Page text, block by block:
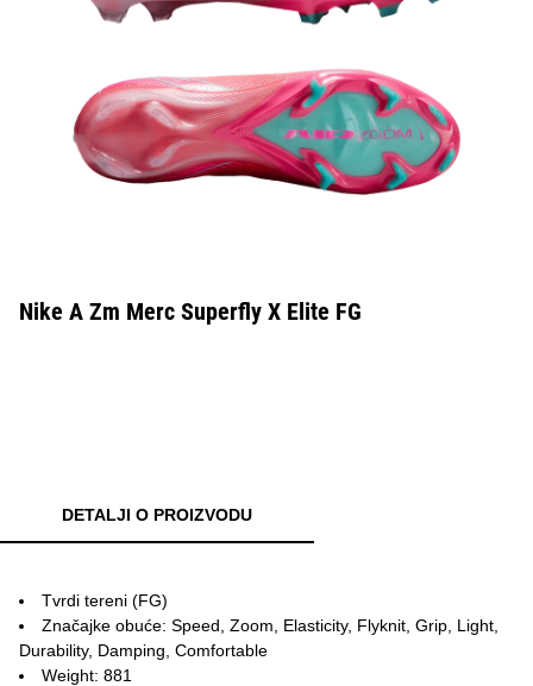
Nike A Zm Merc Superfly X Elite FG
DETALJI O PROIZVODU
Tvrdi tereni (FG)
Značajke obuće: Speed, Zoom, Elasticity, Flyknit, Grip, Light,
Durability, Damping, Comfortable
Weight: 881